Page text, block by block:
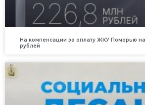
На компенсации за оплату ЖКУ Поморью
рублей